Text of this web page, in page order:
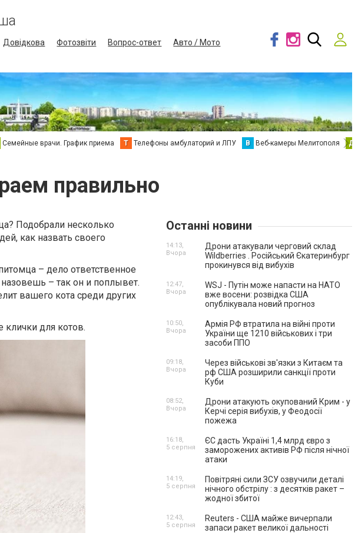
Довідкова Фотозвіти Вопрос-ответ
Авто / Мото
Семейные врачи. График приема Т Телефоны амбулаторий и ЛПУ В Веб-камеры Мелитополя Д
правильно
Подобрали несколько
как назвать своего
– дело ответственное
– так он и поплывет.
вашего кота среди других
для котов.
Останні новини
Дрони атакували черговий склад
Wildberries . Російський Єкатеринбург
прокинувся від вибухів
14:13,
Вчора
WSJ - Путін може напасти на НАТО
вже восени: розвідка США
опублікувала новий прогноз
12:47,
Вчора
Армія РФ втратила на війні проти
України ще 1210 військових і три
засоби ППО
10:50,
Вчора
Через військові зв'язки з Китаєм та
рф США розширили санкції проти
Куби
09:18,
Вчора
Дрони атакують окупований Крим - у
Керчі серія вибухів, у Феодосії
пожежа
08:52,
Вчора
ЄС дасть Україні 1,4 млрд євро з
заморожених активів РФ після нічної
атаки
16:18,
5 серпня
Повітряні сили ЗСУ озвучили деталі
нічного обстрілу : з десятків ракет –
жодної збитої
14:19,
5 серпня
Reuters - США майже вичерпали
запаси ракет великої дальності
12:43,
5 серпня